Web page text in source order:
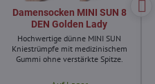
Damensocken MINI SUN 8
DEN Golden Lady
Hochwertige dünne MINI SUN
Kniestrümpfe mit medizinischem
Gummi ohne verstärkte Spitze.